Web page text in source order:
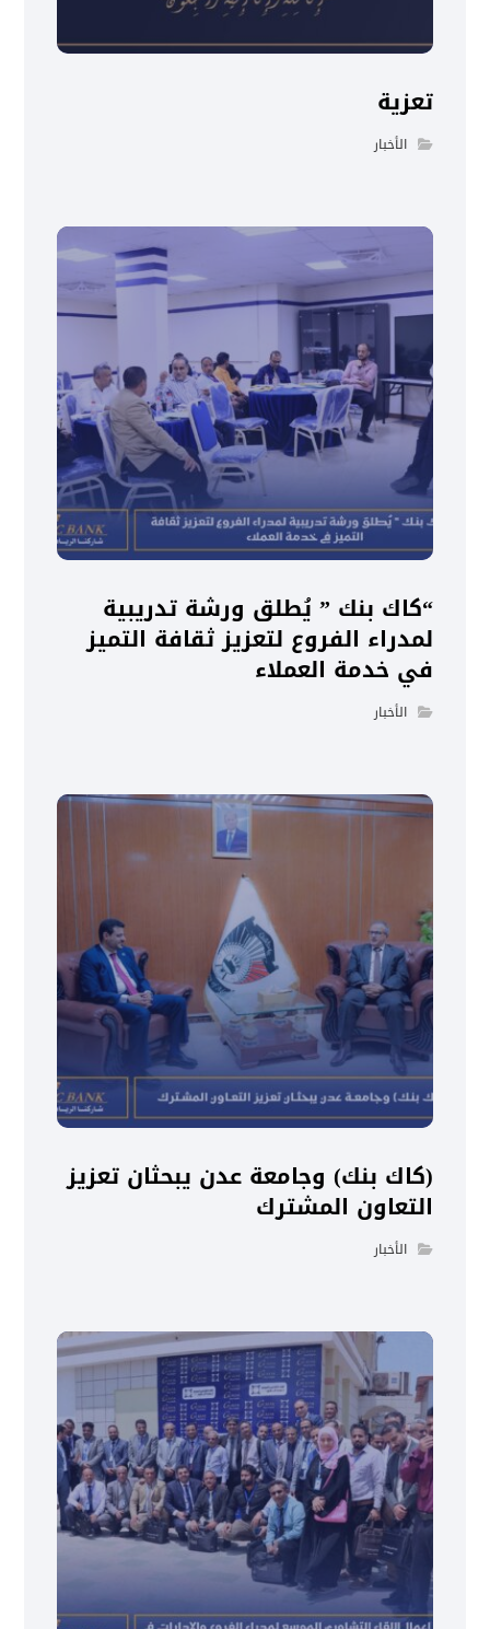
تعزية
الأخبار
“كاك بنك ” يُطلق ورشة تدريبية
لمدراء الفروع لتعزيز ثقافة التميز
في خدمة العملاء
الأخبار
(كاك بنك) وجامعة عدن يبحثان تعزيز
التعاون المشترك
الأخبار